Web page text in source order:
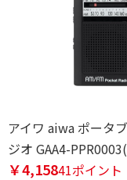
アイワ aiwa ポータ
ジオ GAA4-
￥4,15841ポイント